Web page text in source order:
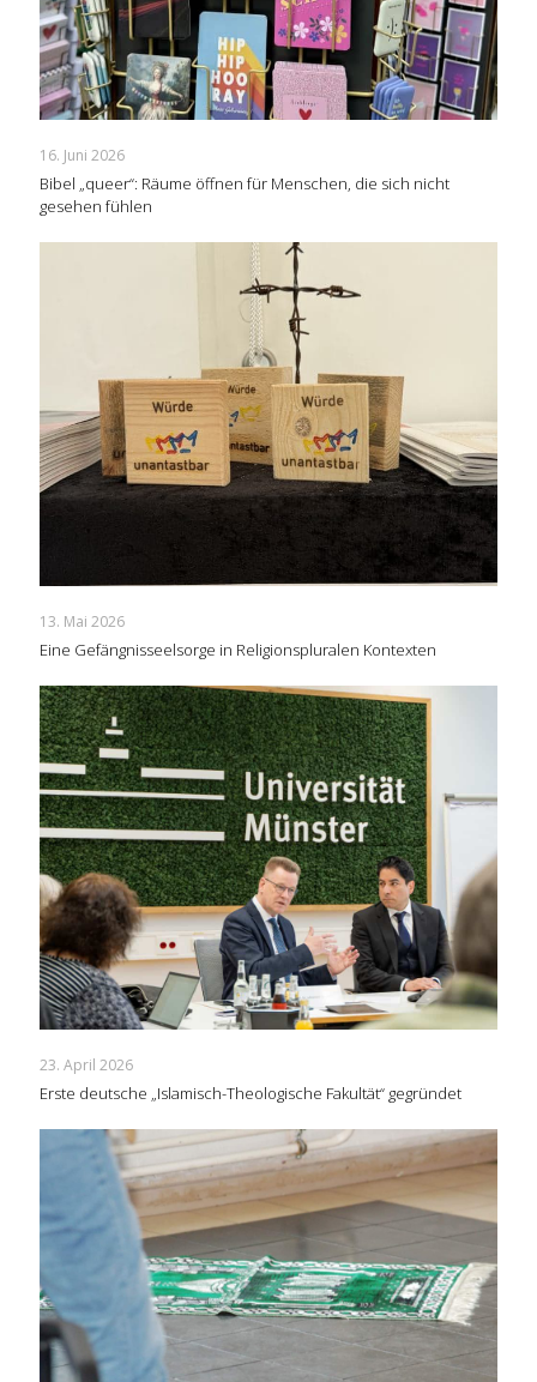
16. Juni 2026
Bibel „queer“: Räume öffnen für Menschen, die sich nicht
gesehen fühlen
13. Mai 2026
Eine Gefängnisseelsorge in Religionspluralen Kontexten
23. April 2026
Erste deutsche „Islamisch-Theologische Fakultät“ gegründet